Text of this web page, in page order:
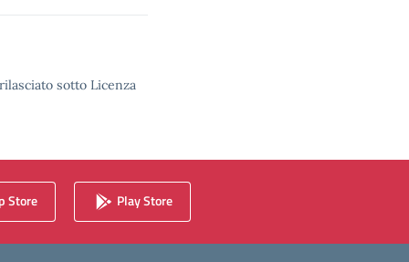
sotto Licenza
Store Play Store